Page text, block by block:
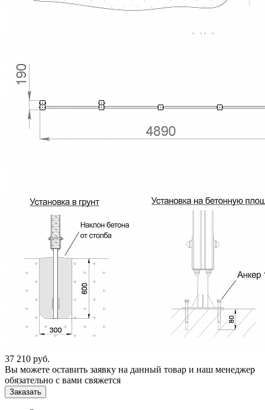
37 210 руб.
Вы можете оставить заявку на данный товар и наш менеджер
обязательно с вами свяжется
Заказать